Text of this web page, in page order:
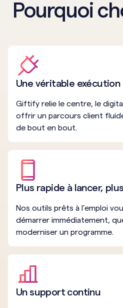
Pourquoi
Une véritable exécution
Giftify relie le centre, le
offrir un parcours client
de bout en bout.
Plus rapide à lancer,
Nos outils prêts à l’emploi
démarrer immédiatement,
moderniser un programme.
Un support continu